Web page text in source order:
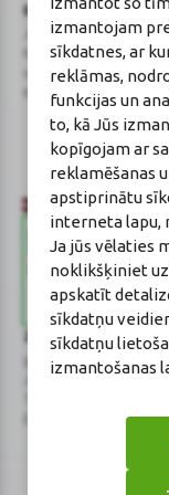
izmantojam
sīkdatnes, ar
reklāmas,
funkcijas un
to, kā Jūs
kopīgojam ar
reklamēšanas
apstiprinātu
interneta lapu,
Ja jūs vēlaties
noklikšķiniet
apskatīt
sīkdatņu
sīkdatņu
izmantošanas
BENU Aptieka
Juridiskā adrese /
Noliktavu iela 5,
novads, LV-2130
Reģistrācijas Nr.:
Zāļu valsts aģentūra
www.zva.gov.lv
E-pasts: